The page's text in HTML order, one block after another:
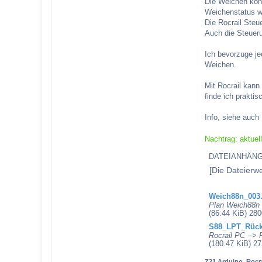
Weichenstatus
Die Rocrail
Auch die
Ich bevorzuge
Weichen.
Mit Rocrail
finde ich
Info, siehe
Nachtrag:
[Die
Plan Weich88n
(86.44 KiB)
Rocrail PC -->
(180.47 KiB)